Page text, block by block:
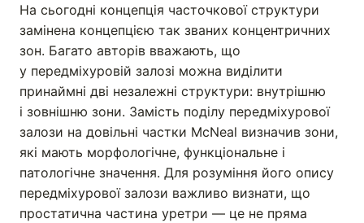
На сьогодні концепція часточкової структури
замінена концепцією так званих концентричних
зон. Багато авторів вважають, що
у передміхуровій залозі можна виділити
принаймні дві незалежні структури: внутрішню
і зовнішню зони. Замість поділу передміхурової
залози на довільні частки McNeal визначив зони,
які мають морфологічне, функціональне і
патологічне значення. Для розуміння його опису
передміхурової залози важливо визнати, що
простатична частина уретри — це не пряма